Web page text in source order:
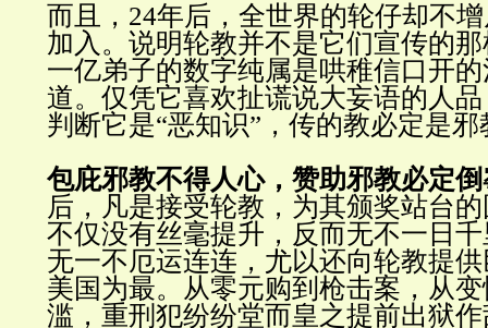
而且，24年后，全世界的轮仔却不
加入。说明轮教并不是它们宣传的
一亿弟子的数字纯属是哄稚信口开
道。仅凭它喜欢扯谎说大妄语的人
判断它是“恶知识”，传的教必定是邪
包庇邪教不得人心，赞助邪教必定
后，凡是接受轮教，为其颁奖站台
不仅没有丝毫提升，反而无不一日
无一不厄运连连，尤以还向轮教提
美国为最。从零元购到枪击案，从
滥，重刑犯纷纷堂而皇之提前出狱